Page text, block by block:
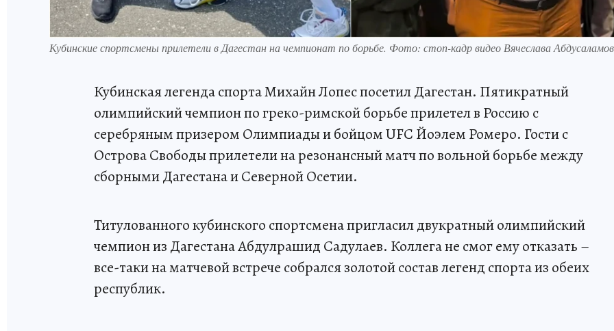
Кубинские спортсмены прилетели в Дагестан на чемпионат по борьбе. Фото: стоп-кадр видео Вячеслава
Кубинская легенда спорта Михайн Лопес посетил Дагестан. Пятикратный
олимпийский чемпион по греко-римской борьбе прилетел в Россию с
серебряным призером Олимпиады и бойцом UFC Йоэлем Ромеро. Гости с
Острова Свободы прилетели на резонансный матч по вольной борьбе между
сборными Дагестана и Северной Осетии.
Титулованного кубинского спортсмена пригласил двукратный олимпийский
чемпион из Дагестана Абдулрашид Садулаев. Коллега не смог ему отказать –
все-таки на матчевой встрече собрался золотой состав легенд спорта из обеих
республик.